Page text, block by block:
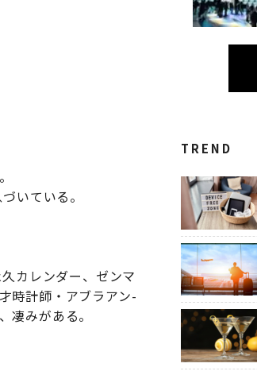
いている。
カレンダー、ゼンマ
時計師・アブラアン-
みがある。
TREND